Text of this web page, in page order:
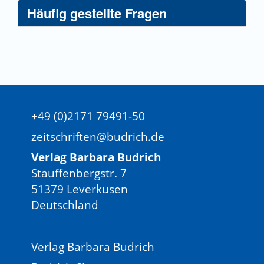
(1985): „Wir kriegen jetzt andere Zeiten.“ Auf der
Suche nach der Erfahrung des Volkes in
Häufig gestellte Fragen
+49 (0)2171 79491-50
zeitschriften@budrich.de
Verlag Barbara Budrich
Stauffenbergstr. 7
51379 Leverkusen
Deutschland
Verlag Barbara Budrich